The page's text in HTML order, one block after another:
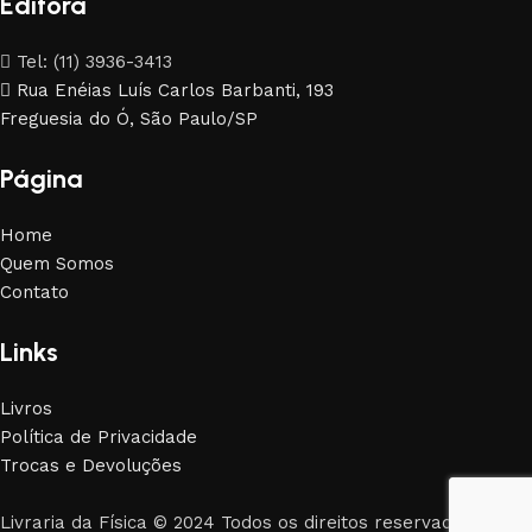
Tel: (11) 3936-3413
Rua Enéias Luís Carlos Barbanti, 193
Freguesia do Ó, São Paulo/SP
Página
Home
Quem Somos
Contato
Links
Livros
Política de Privacidade
Trocas e Devoluções
Livraria da Física © 2024 Todos os direitos reservados. By